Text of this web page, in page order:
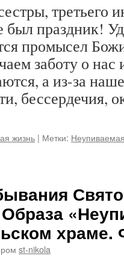
третьего
был праздник!
промысел
заботу о нас
а из-за
бессердечия,
жизнь | Метки:
храме.
st-nikola